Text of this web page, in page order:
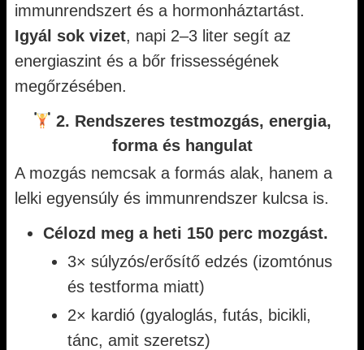
immunrendszert és a hormonháztartást.
Igyál sok vizet, napi 2–3 liter segít az
energiaszint és a bőr frissességének
megőrzésében.
2. Rendszeres testmozgás, energia,
forma és hangulat
A mozgás nemcsak a formás alak, hanem a
lelki egyensúly és immunrendszer kulcsa is.
Célozd meg a heti 150 perc mozgást.
3× súlyzós/erősítő edzés (izomtónus
és testforma miatt)
2× kardió (gyaloglás, futás, bicikli,
tánc, amit szeretsz)